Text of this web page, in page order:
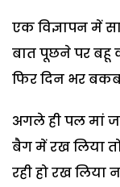
एक विज्ञापन में
बात पूछने पर बहू
फिर दिन भर
अगले ही पल मां
बैग में रख लिया
रही हो रख लिया